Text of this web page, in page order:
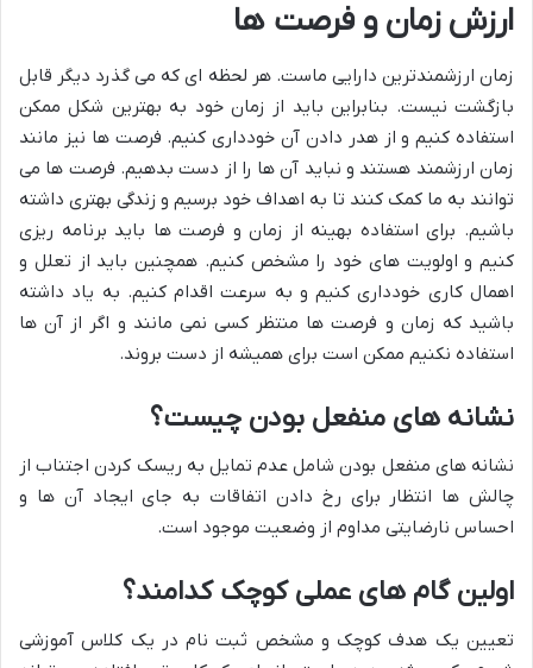
ارزش زمان و فرصت ها
زمان ارزشمندترین دارایی ماست. هر لحظه ای که می گذرد دیگر قابل
بازگشت نیست. بنابراین باید از زمان خود به بهترین شکل ممکن
استفاده کنیم و از هدر دادن آن خودداری کنیم. فرصت ها نیز مانند
زمان ارزشمند هستند و نباید آن ها را از دست بدهیم. فرصت ها می
توانند به ما کمک کنند تا به اهداف خود برسیم و زندگی بهتری داشته
باشیم. برای استفاده بهینه از زمان و فرصت ها باید برنامه ریزی
کنیم و اولویت های خود را مشخص کنیم. همچنین باید از تعلل و
اهمال کاری خودداری کنیم و به سرعت اقدام کنیم. به یاد داشته
باشید که زمان و فرصت ها منتظر کسی نمی مانند و اگر از آن ها
استفاده نکنیم ممکن است برای همیشه از دست بروند.
نشانه های منفعل بودن چیست؟
نشانه های منفعل بودن شامل عدم تمایل به ریسک کردن اجتناب از
چالش ها انتظار برای رخ دادن اتفاقات به جای ایجاد آن ها و
احساس نارضایتی مداوم از وضعیت موجود است.
اولین گام های عملی کوچک کدامند؟
تعیین یک هدف کوچک و مشخص ثبت نام در یک کلاس آموزشی